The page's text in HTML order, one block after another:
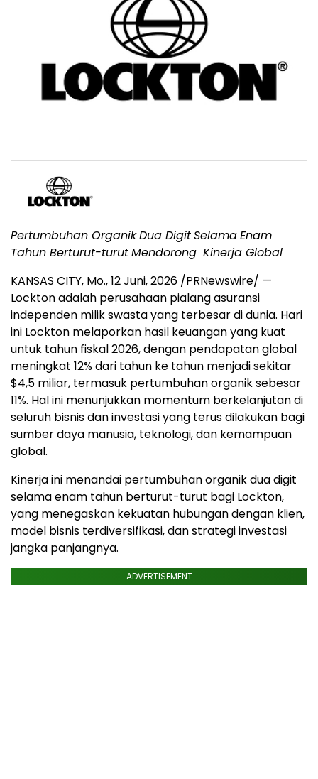
Pertumbuhan OrganikDua DigitSelamaEnam
Tahun Berturut-turutMendorong Kinerja Global
KANSAS CITY, Mo.,12 Juni, 2026 /PRNewswire/ —
Lockton adalah perusahaan pialang asuransi
independen milik swasta yang terbesar di dunia. Hari
ini Lockton melaporkan hasil keuangan yang kuat
untuk tahun fiskal 2026, dengan pendapatan global
meningkat 12% dari tahun ke tahun menjadi sekitar
$4,5 miliar, termasuk pertumbuhan organik sebesar
11%. Hal ini menunjukkan momentum berkelanjutan di
seluruh bisnis dan investasi yang terus dilakukan bagi
sumber daya manusia, teknologi, dan kemampuan
global.
Kinerja ini menandai pertumbuhan organik dua digit
selama enam tahun berturut-turut bagi Lockton,
yang menegaskan kekuatan hubungan dengan klien,
model bisnis terdiversifikasi, dan strategi investasi
jangka panjangnya.
ADVERTISEMENT